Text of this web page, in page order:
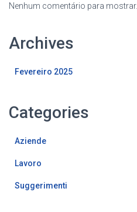
Nenhum comentário para mostrar.
Archives
Fevereiro 2025
Categories
Aziende
Lavoro
Suggerimenti